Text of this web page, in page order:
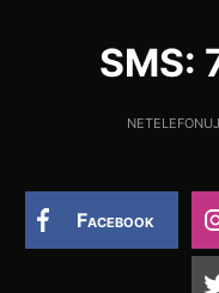
SMS:
Facebook